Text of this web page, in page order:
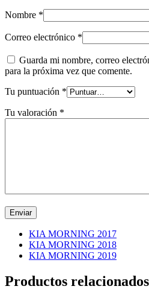
Nombre *
Correo electrónico *
Guarda mi nombre, correo
para la próxima vez que comente.
Tu puntuación *
Tu valoración *
KIA MORNING 2017
KIA MORNING 2018
KIA MORNING 2019
Productos relacionados